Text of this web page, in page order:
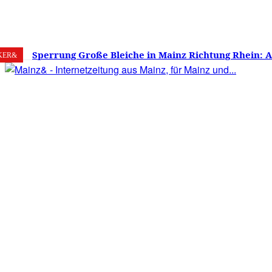
7. August 2026 21.7 Mainz
Sperrung Große Bleiche in Mainz Richtung Rhein:
verwirrt, Mainzer stinksauer – Haben die Mainzer